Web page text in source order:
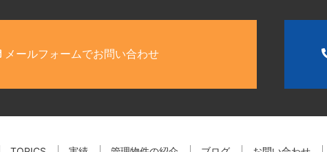
メールフォームでお問い合わせ